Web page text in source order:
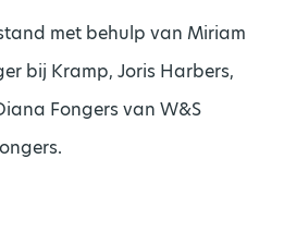
met behulp van Miriam
bij Kramp, Joris Harbers,
Fongers van W&S